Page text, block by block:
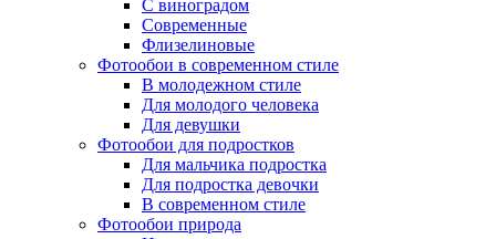
С виноградом
Современные
Флизелиновые
Фотообои в современном стиле
В молодежном стиле
Для молодого человека
Для девушки
Фотообои для подростков
Для мальчика подростка
Для подростка девочки
В современном стиле
Фотообои природа